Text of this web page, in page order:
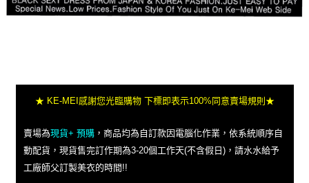
★ KE-MEI感謝您光臨購物 下標即表示100%同意賣場規則★
賣場為現貨+ 預購，商品均為自訂款因電腦化作業，依系統順序自
動配貨，現貨售完訂作期為3-20個工作天(不含假日)，請水水給予
工廠師父訂製美衣的時間!!